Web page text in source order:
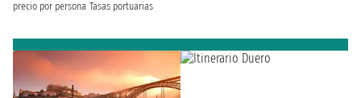
precio por persona Tasas portuarias